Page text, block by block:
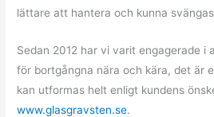
lättare att hantera och kunna
Sedan 2012 har vi varit engagerade i
för bortgångna nära och kära, det är
kan utformas helt enligt kundens
www.glasgravsten.se.